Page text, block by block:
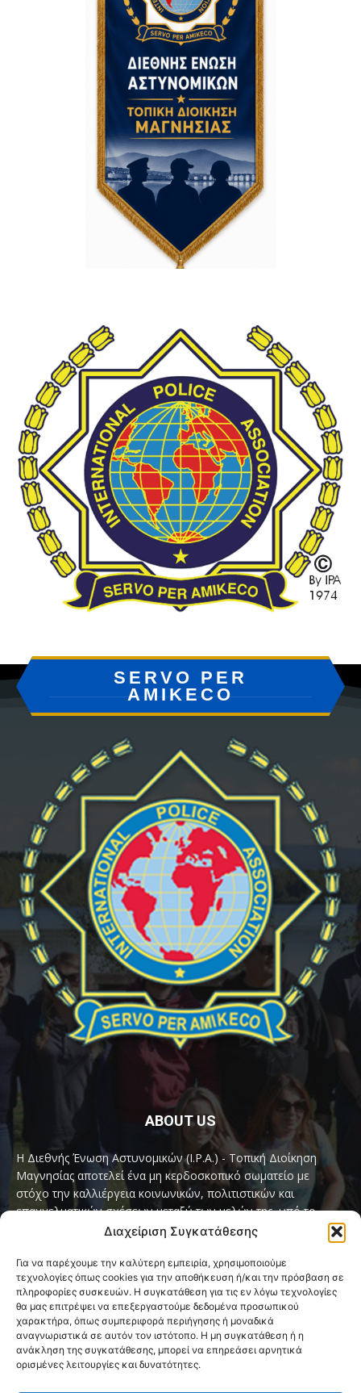
Διαχείριση Συγκατάθεσης
Για να παρέχουμε την καλύτερη εμπειρία, χρησιμοποιούμε
τεχνολογίες όπως cookies για την αποθήκευση ή/και την πρόσβαση σε
πληροφορίες συσκευών. Η συγκατάθεση για τις εν λόγω τεχνολογίες
θα μας επιτρέψει να επεξεργαστούμε δεδομένα προσωπικού
χαρακτήρα, όπως συμπεριφορά περιήγησης ή μοναδικά
αναγνωριστικά σε αυτόν τον ιστότοπο. Η μη συγκατάθεση ή η
ανάκληση της συγκατάθεσης, μπορεί να επηρεάσει αρνητικά
ορισμένες λειτουργίες και δυνατότητες.
SERVO PER
AMIKECO
ABOUT US
Η Διεθνής Ένωση Αστυνομικών (I.P.A.) - Τοπική Διοίκηση
Μαγνησίας αποτελεί ένα μη κερδοσκοπικό σωματείο με
στόχο την καλλιέργεια κοινωνικών, πολιτιστικών και
επαγγελματικών σχέσεων μεταξύ των μελών της, υπό το
παγκόσμιο σύνθημα «Servo per Amikeco» (Υπηρετώ δια της
Contact us:ipamagnesia@gmail.com
FOLLOW US